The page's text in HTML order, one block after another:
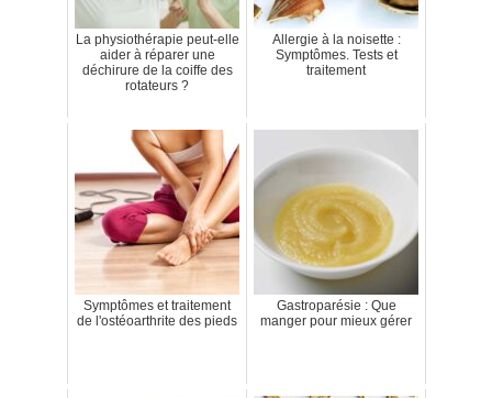
La physiothérapie peut-elle
aider à réparer une
déchirure de la coiffe des
rotateurs ?
Allergie à la noisette :
Symptômes. Tests et
traitement
Symptômes et traitement
de l'ostéoarthrite des pieds
Gastroparésie : Que
manger pour mieux gérer